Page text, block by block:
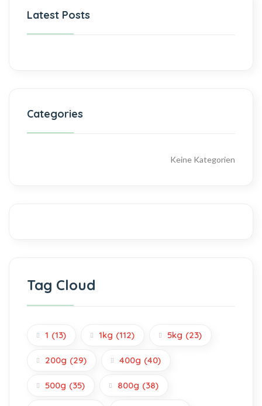
Latest Posts
Categories
Keine Kategorien
Tag Cloud
1 (13) 1kg (112) 5kg (23)
200g (29) 400g (40)
500g (35) 800g (38)